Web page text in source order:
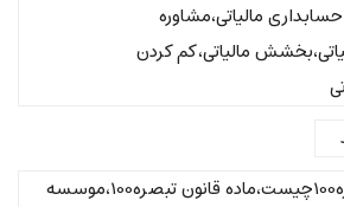
مالیاتی،مشاوره
مالیاتی،کم کردن
ماده تبصره100،تبصره100چیست،ماده قانون تبصره100،موسسه